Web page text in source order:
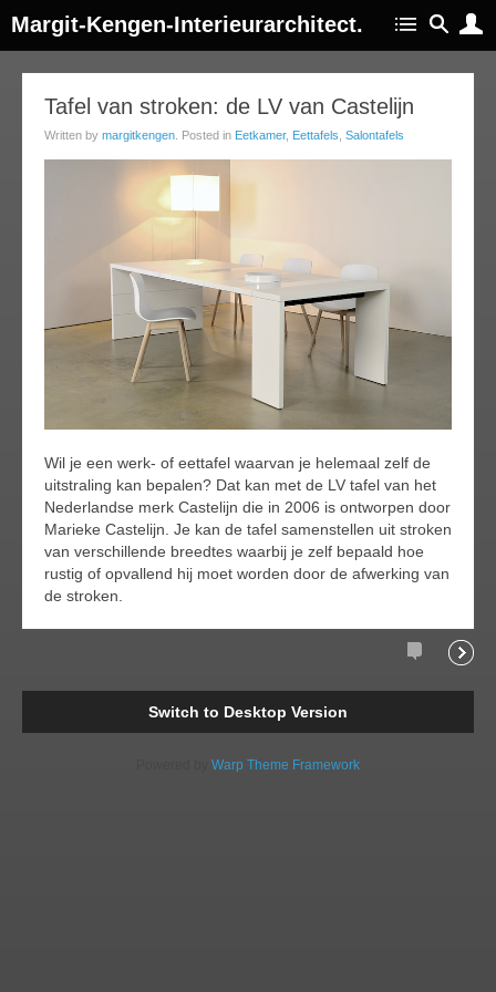
Margit-Kengen-Interieurarchitect.
Tafel van stroken: de LV van Castelijn
Written by margitkengen . Posted in Eetkamer, Eettafels Salontafels
Wil je een werk- of eettafel waarvan je helemaal zelf de
uitstraling kan bepalen? Dat kan met de LV tafel van het
Nederlandse merk Castelijn die in 2006 is ontworpen door
Marieke Castelijn. Je kan de tafel samenstellen uit stroken
van verschillende breedtes waarbij je zelf bepaald hoe
rustig of opvallend hij moet worden door de afwerking van
de stroken.
Comments
Switch to Desktop Version
Warp Theme Framework